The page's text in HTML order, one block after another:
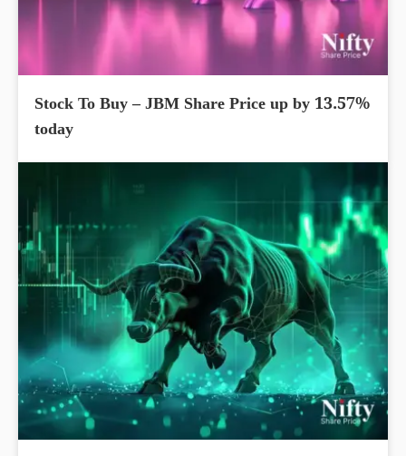
Stock To Buy – JBM Share Price up by 13.57%
today